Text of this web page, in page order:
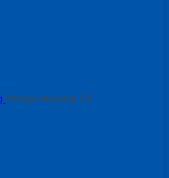
*Harga Hubungi CS